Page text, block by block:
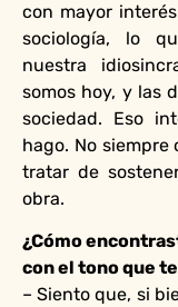
con mayor
sociología, lo
nuestra
somos hoy, y las
sociedad. Eso
hago. No
tratar de
obra.
¿Cómo
con el tono que
– Siento que, si